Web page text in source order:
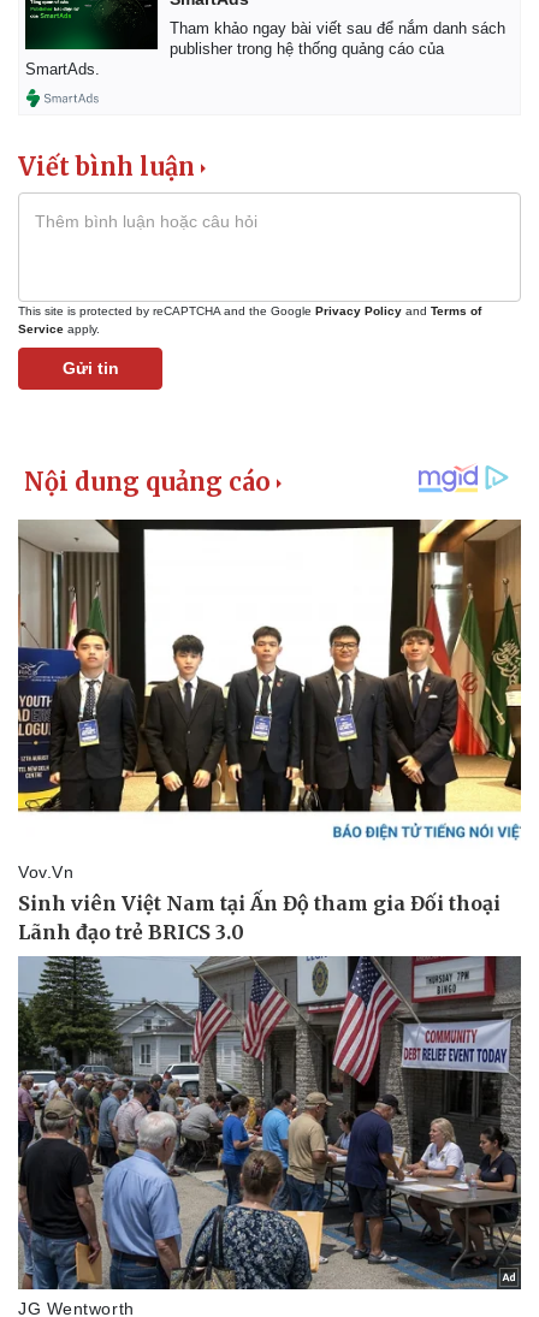
Kinh tế
Bất động sản
Khởi nghiệp
Thị trường
Giá vàng
Tiêu dùng
Tỷ giá
Chứng khoán
Giá cà phê
Tham khảo ngay bài viết sau để nắm danh sách
publisher trong hệ thống quảng cáo của
SmartAds.
Viết bình luận
This site is protected by reCAPTCHA and the Google Privacy Policy and Terms of
Service apply.
Gửi tin